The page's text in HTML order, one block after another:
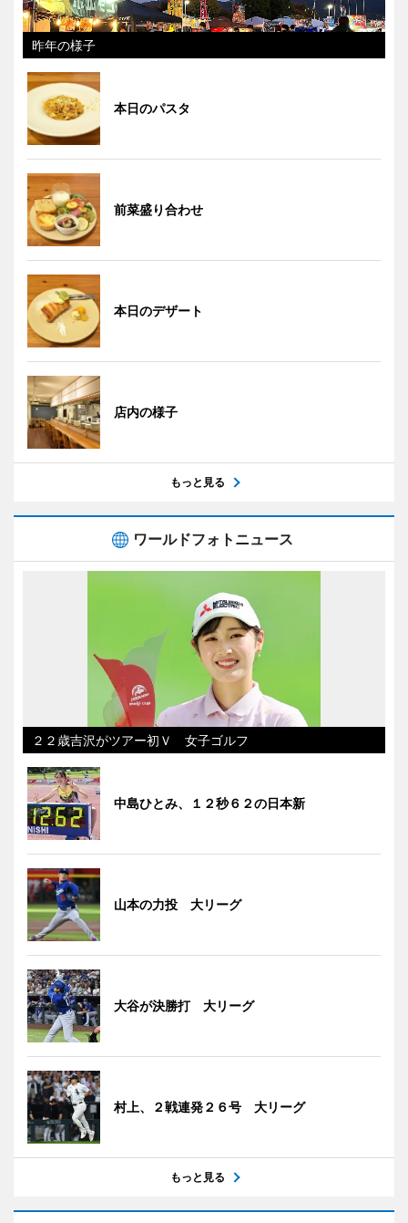
昨年の様子
本日のパスタ
前菜盛り合わせ
本日のデザート
店内の様子
もっと見る
ワールドフォトニュース
２２歳吉沢がツアー初Ｖ 女子ゴルフ
中島ひとみ、１２秒６２の日本新
山本の力投 大リーグ
大谷が決勝打 大リーグ
村上、２戦連発２６号 大リーグ
もっと見る